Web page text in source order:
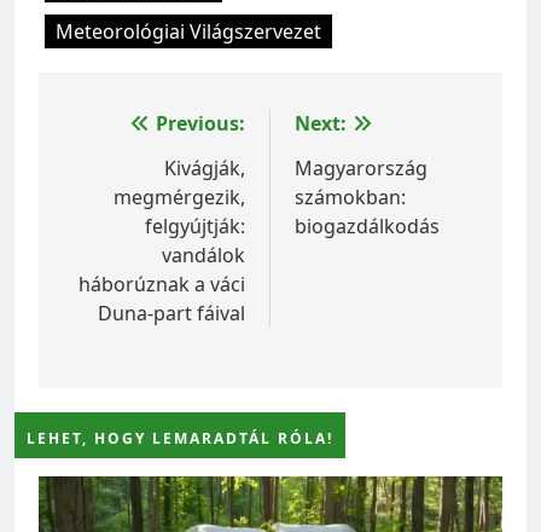
Meteorológiai Világszervezet
Bejegyzés
navigáció
Previous:
Kivágják,
megmérgezik,
felgyújtják:
vandálok
háborúznak a váci
Duna-part fáival
Next:
Magyarország
számokban:
biogazdálkodás
LEHET, HOGY LEMARADTÁL RÓLA!